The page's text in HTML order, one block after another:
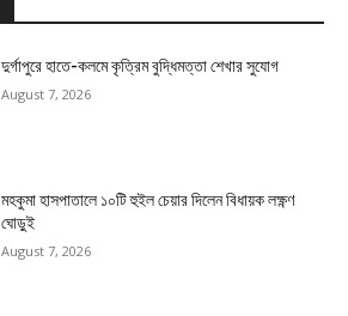
দুর্গাপুরে হাতে-কলমে কৃত্রিম বুদ্ধিমত্তা শেখার সুযোগ
August 7, 2026
মহকুমা হাসপাতালে ১০টি হুইল চেয়ার দিলেন বিধায়ক লক্ষ্ণণ
ঘোড়ুই
August 7, 2026